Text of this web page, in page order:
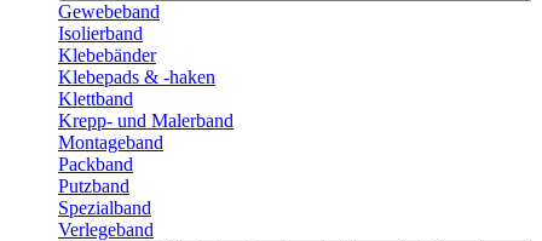
Gewebeband
Isolierband
Klebebänder
Klebepads & -haken
Klettband
Krepp- und Malerband
Montageband
Packband
Putzband
Spezialband
Verlegeband